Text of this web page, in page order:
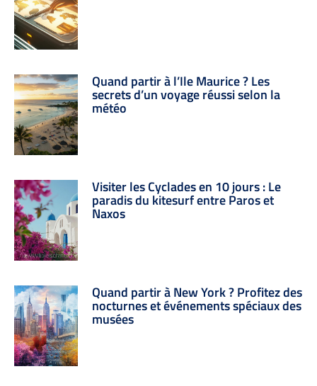
Quand partir à l’Ile Maurice ? Les
secrets d’un voyage réussi selon la
météo
Visiter les Cyclades en 10 jours : Le
paradis du kitesurf entre Paros et
Naxos
Quand partir à New York ? Profitez des
nocturnes et événements spéciaux des
musées